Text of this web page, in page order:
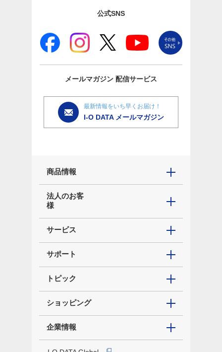
公式SNS
メールマガジン 配信サービス
最新情報をいち早くお届け！
I-O DATA メールマガジン
商品情報
法人のお客
様
サービス
サポート
トピック
ショッピング
企業情報